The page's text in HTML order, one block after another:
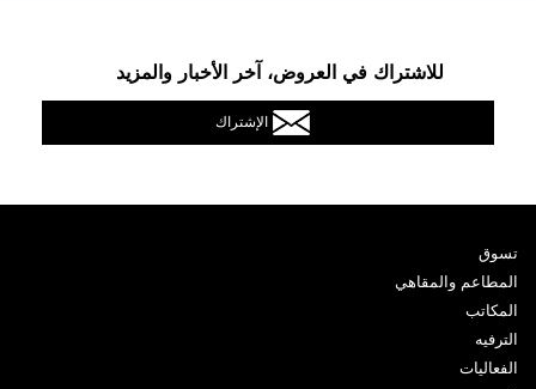
للاشتراك في العروض، آخر الأخبار والمزيد
الإشتراك
تسوق
المطاعم والمقاهي
المكاتب
الترفيه
الفعاليات